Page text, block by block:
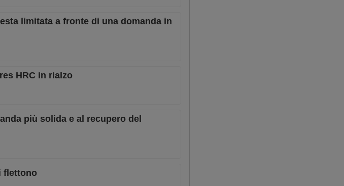
limitata a fronte di una domanda in
HRC in rialzo
più solida e al recupero del
flettono